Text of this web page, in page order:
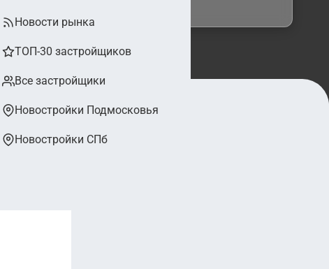
Новости рынка
ТОП-30 застройщиков
Все застройщики
Новостройки Подмосковья
Новостройки СПб